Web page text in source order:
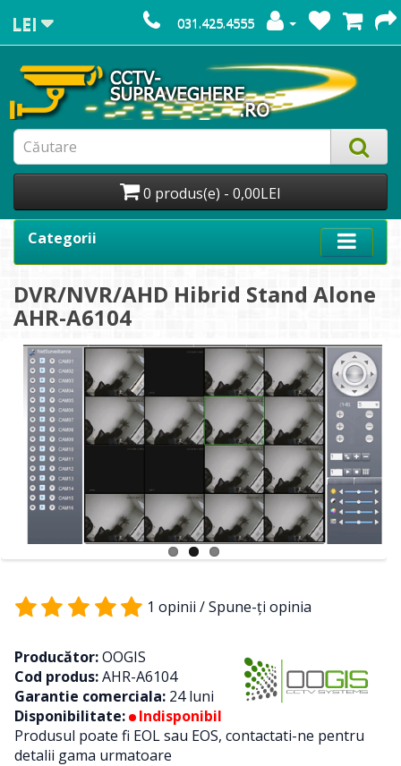
LEI 031.425.4555
0 produs(e) - 0,00LEI
Categorii
DVR/NVR/AHD Hibrid Stand Alone
AHR-A6104
1 opinii /Spune-ţi opinia
Producător:OOGIS
Cod produs:AHR-A6104
Garantie comerciala: 24 luni
Disponibilitate:
Indisponibil
Produsul poate fi EOL sau EOS, contactati-ne pentru
detalii gama urmatoare